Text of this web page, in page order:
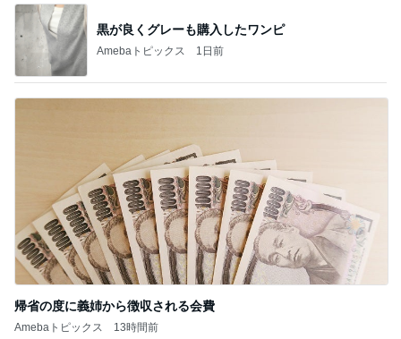
黒が良くグレーも購入したワンピ
Amebaトピックス 1日前
帰省の度に義姉から徴収される会費
Amebaトピックス 13時間前